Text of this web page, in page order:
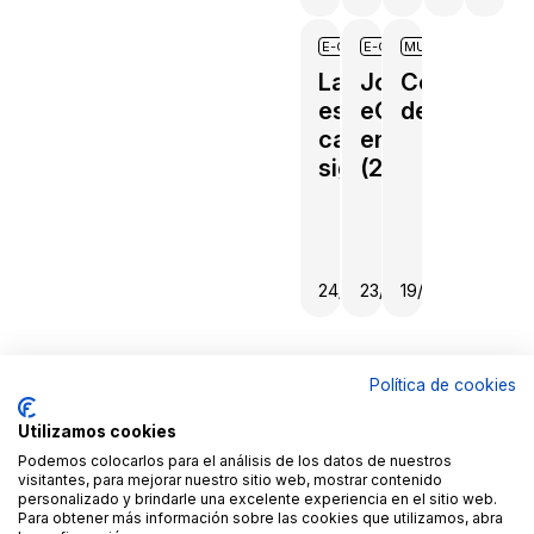
E-GOVERNMENT
La
estrategia
catalana
sigue sin
24/10/2005
E-GOVERNMENT
Jornada
eGobierno
en Mataró
(25oct05)
23/10/2005
MUY PERSONAL
de cero ;-)!
19/10/2005
LinkedIN
Fages
Contacto
ByPolítica de cookies
Utilizamos cookies
Podemos colocarlos para el análisis de los datos de nuestros
visitantes, para mejorar nuestro sitio web, mostrar contenido
personalizado y brindarle una excelente experiencia en el sitio web.
Para obtener más información sobre las cookies que utilizamos, abra